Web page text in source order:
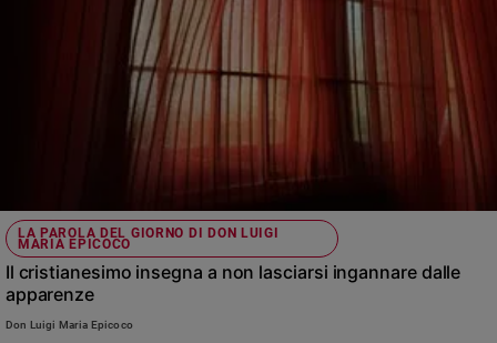
LA PAROLA DEL GIORNO DI DON LUIGI
MARIA EPICOCO
Il cristianesimo insegna a non lasciarsi ingannare dalle
apparenze
Don Luigi Maria Epicoco